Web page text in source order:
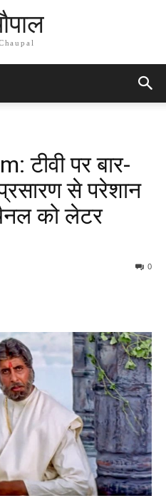
टीवी पर बार-
से परेशान
को लेटर
0